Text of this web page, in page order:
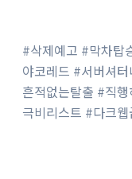
#삭제예고 #막차탑
야코레드 #서버셔
흔적없는탈출 #직
극비리스트 #다크